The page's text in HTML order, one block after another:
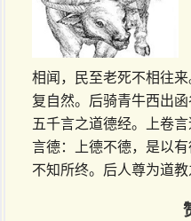
相闻，民至老死不相往
复自然。后骑青牛西出
五千言之道德经。上卷
言德：上德不德，是以有
不知所终。后人尊为道教